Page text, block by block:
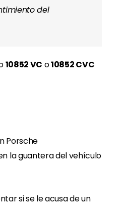
del
10852 VC o10852 CVC
Porsche
la guantera del vehículo
si se le acusa de un